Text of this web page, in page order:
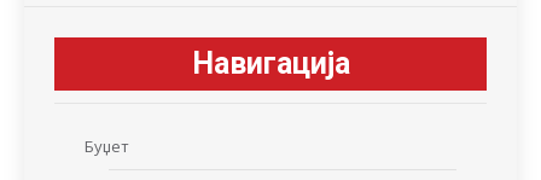
Навигација
Буџет